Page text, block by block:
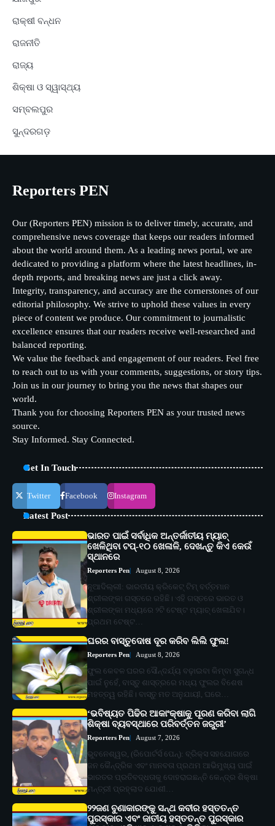
ରାକ୍ଷୀ ବନ୍ଧନ
ରାଜନୀତି
ରାଜ୍ୟ
ଶିକ୍ଷା ଓ ସ୍ୱାସ୍ଥ୍ୟ
ସମ୍ବଲପୁର
ସୁନ୍ଦରଗଡ଼
Reporters PEN
Our (Reporters PEN) mission is to deliver timely, accurate, and
comprehensive news coverage that keeps our readers informed
about the world around them. As a leading news portal, we are
dedicated to providing a platform where the latest headlines, in-
depth reports, and breaking news are just a click away.
Integrity, transparency, and accuracy are the cornerstones of our
editorial philosophy. We strive to uphold these values in every
piece of content we produce. Our commitment to journalistic
excellence ensures that our readers receive well-researched and
balanced reporting.
We value the feedback and engagement of our readers. Feel free
to reach out to us with your comments, suggestions, or story tips.
Join us in our journey to bring you the news that shapes our
world.
Thank you for choosing Reporters PEN as your trusted news
source.
Stay Informed. Stay Connected.
Get In Touch
Twitter Facebook Instagram
Latest Post
ଭାରତ ପାଇଁ ସର୍ବାଧିକ ଅନ୍ତର୍ଜାତୀୟ ମ୍ୟାଚ୍
ଖେଳିଥିବା ଟପ୍-୧୦ ଖେଳାଳି, ଦେଖନ୍ତୁ କିଏ କେଉଁ
ସ୍ଥାନରେ
Reporters Pen August 8, 2026
ନୂଆଦିଲ୍ଲୀ: ଭାରତୀୟ କ୍ରିକେଟ୍ ଟିମ୍ ବର୍ତ୍ତମାନ
ଶ୍ରୀଲଙ୍କା ଗସ୍ତରେ ରହିଛି। ଏହି ଗସ୍ତରେ ଭାରତ ଓ
ଶ୍ରୀଲଙ୍କା ମଧ୍ୟରେ ୨ଟି ଟେଷ୍ଟ ମ୍ୟାଚ୍ ଖେଳାଯିବ।
ପ୍ରଥମ ଟେଷ୍ଟ…
ଘରର ବାସ୍ତୁଦୋଷ ଦୂର କରିବ ଲିଲି ଫୁଲ!
Reporters Pen August 8, 2026
ଫୁଲ କେବଳ ଘରର ସୌନ୍ଦର୍ଯ୍ୟ ବଢ଼ାଇବା କିମ୍ବା ସୁଗନ୍ଧ
ପାଇଁ ନୁହେଁ, ବାସ୍ତୁ ଶାସ୍ତ୍ରରେ ମଧ୍ୟ ଫୁଲର ବିଶେଷ
ମହତ୍ତ୍ୱ ରହିଛି। ବାସ୍ତୁ ମତ ଅନୁଯାୟୀ, ଘରେ…
‘ଭବିଷ୍ୟତ ପିଢିର ଆକାଂକ୍ଷାକୁ ପୂରଣ କରିବା ଲାଗି
ଶିକ୍ଷା ବ୍ୟବସ୍ଥାରେ ପରିବର୍ତ୍ତନ ଜରୁରୀ’
Reporters Pen August 7, 2026
ଭୁବନେଶ୍ୱର, (ରିପୋର୍ଟର୍ସ ପେନ୍‌): ବ୍ରିକ୍ସ ସହଯୋଗରେ
ଜନ କୈନ୍ଦ୍ରିକ ଏବଂ ମାନବତା ପ୍ରଥମ ଆଭିମୁଖ୍ୟ ପାଇଁ
ଭାରତର ପ୍ରତିବଦ୍ଧତାକୁ ଦୋହରାଇଛନ୍ତି କେନ୍ଦ୍ର ଶିକ୍ଷା
ମନ୍ତ୍ରୀ ପ୍ରହ୍ଲାଦ ଯୋଶୀ…
୨୨ଜଣ ବୁଣାକାରଙ୍କୁ ସନ୍ଥ କବୀର ହସ୍ତତନ୍ତ
ପୁରସ୍କାର ଏବଂ ଜାତୀୟ ହସ୍ତତନ୍ତ ପୁରସ୍କାର